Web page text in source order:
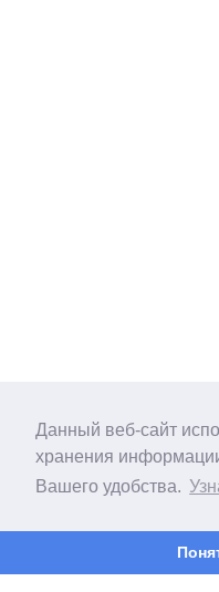
Данный веб-сайт
хранения
Вашего удобства.